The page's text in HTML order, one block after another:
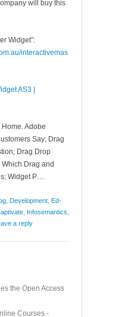
will buy this
Widget”:
interactivemas
AS3 |
Adobe
Say; Drag
Drag Drop
Drag and
Widget P…
Development Ed-
Infosemantics
a reply
the Open Access
Courses -